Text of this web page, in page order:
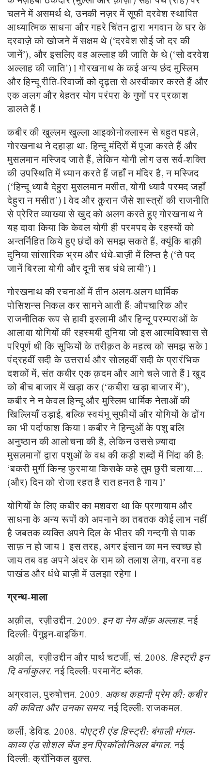
चलने में असमर्थ थे, उनकी नज़र में सूफी दरवेश स्थापित
आध्यात्मिक साधना और गहरे चिंतन द्वारा भगवान के घर के
दरवाज़े को खोजने में सक्षम थे (‘दरवेश सोई जो दर की
जानें’), और इसलिए वह अल्लाह की जाति के थे (‘सो दरवेश
अल्लाह की जाति’) l गोरखनाथ के कई अन्य छंद मुस्लिम
और हिन्दू रीति-रिवाजों को दृढ़ता से अस्वीकार करते हैं और
एक अलग और बेहतर योग परंपरा के गुणों पर प्रकाश
डालते हैं l
कबीर की खुल्लम खुल्ला आइकोनोक्लास्म से बहुत पहले,
गोरखनाथ ने दहाड़ा था: हिन्दू मंदिरों में पूजा करते हैं और
मुसलमान मस्जिद जाते हैं, लेकिन योगी लोग उस सर्व-शक्ति
की उपस्थिति में ध्यान करते हैं जहाँ न मंदिर है, न मस्जिद
(‘हिन्दू ध्यावै देहुरा मुसलमान मसीत, योगी ध्यावै परमद जहाँ
देहुरा न मसीत’) l वेद और क़ुरान जैसे शास्त्रों की राजनीति
से प्रेरित व्याख्या से खुद को अलग करते हुए गोरखनाथ ने
यह दावा किया कि केवल योगी ही परमपद के रहस्यों को
अन्तर्निहित किये हुए छंदों को समझ सकते हैं, क्यूंकि बाक़ी
दुनिया सांसारिक भ्रम और धंधे-बाज़ी में लिप्त है (‘ते पद
जानें बिरला योगी और दूनी सब धंधे लायी’) l
गोरखनाथ की रचनाओं में तीन अलग-अलग धार्मिक
पोसिशन्स निकल कर सामने आती हैं: औपचारिक और
राजनीतिक रूप से हावी इस्लामी और हिन्दू परम्पराओं के
आलावा योगियों की रहस्मयी दुनिया जो इस आत्मविश्वास से
परिपूर्ण थी कि सूफियों के तरीक़त के महत्व को समझ सके l
पंद्रहवीं सदी के उत्तरार्ध और सोलहवीं सदी के प्रारंभिक
दशकों में, संत कबीर एक क़दम और आगे चले जाते हैं l खुद
को बीच बाजार में खड़ा कर (‘कबीरा खड़ा बाजार में’),
कबीर ने न केवल हिन्दू और मुस्लिम धार्मिक नेताओं की
खिल्लियाँ उड़ाई, बल्कि स्वयंभू सूफीयों और योगियों के ढोंग
का भी पर्दाफाश किया l कबीर ने हिन्दुओं के पशु बलि
अनुष्ठान की आलोचना की है, लेकिन उससे ज़्यादा
मुसलमानों द्वारा पशुओं के वध की कड़ी शब्दों में निंदा की है:
‘बकरी मुर्गी किन्ह फुरमाया किसके कहे तुम छुरी चलाया....
(और) दिन को रोजा रहत है रात हनत है गाय l’
योगियों के लिए कबीर का मशवरा था कि प्रणायाम और
साधना के अन्य रूपों को अपनाने का तबतक कोई लाभ नहीं
है जबतक व्यक्ति अपने दिल के भीतर की गन्दगी से पाक
साफ़ न हो जाय l इस तरह, अगर इंसान का मन स्वच्छ हो
जाय तब वह अपने अंदर के राम को तलाश लेगा, वरना वह
पाखंड और धंधे बाज़ी में उलझा रहेगा l
ग्रन्थ-माला
अक़ील, रज़ीउद्दीन. 2009. इन दा नेम ऑफ़ अल्लाह. नई
दिल्ली: पेंगुइन-वाइकिंग.
अक़ील, रज़ीउद्दीन और पार्थ चटर्जी, सं. 2008. हिस्ट्री इन
दि वर्नाकुलर. नई दिल्ली: परमानेंट ब्लैक.
अग्रवाल, पुरुषोत्तम. 2009. अकथ कहानी प्रेम की: कबीर
की कविता और उनका समय. नई दिल्ली: राजकमल.
कर्ली, डेविड. 2008. पोएट्री एंड हिस्ट्री: बंगाली मंगल-
काव्य एंड सोशल चेंज इन प्रिकॉलोनिअल बंगाल. नई
दिल्ली: क्रॉनिकल बुक्स.